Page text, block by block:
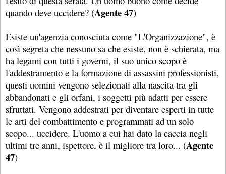
quando deve uccidere? (Agente 47)
Esiste un'agenzia conosciuta come "L'Organizzazione", è
così segreta che nessuno sa che esiste, non è schierata, ma
ha legami con tutti i governi, il suo unico scopo è
l'addestramento e la formazione di assassini professionisti,
questi uomini vengono selezionati alla nascita tra gli
abbandonati e gli orfani, i soggetti più adatti per essere
sfruttati. Vengono addestrati per diventare esperti in tutte
le arti del combattimento e programmati ad un solo
scopo... uccidere. L'uomo a cui hai dato la caccia negli
ultimi tre anni, ispettore, è il migliore tra loro... (Agente
47)